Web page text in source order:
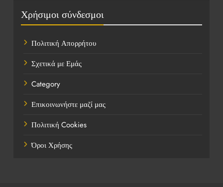
Πολιτική
Τοποθεσίες
Χρήσιμοι σύνδεσμοι
Πολιτική Απορρήτου
Σχετικά με Εμάς
Category
Επικοινωνήστε μαζί μας
Πολιτική Cookies
Όροι Χρήσης